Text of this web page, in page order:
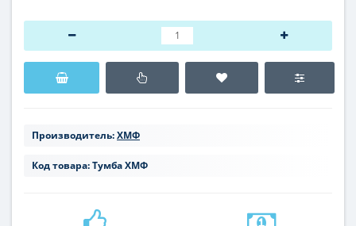
Производитель:ХМФ
Код товара:Тумба ХМФ